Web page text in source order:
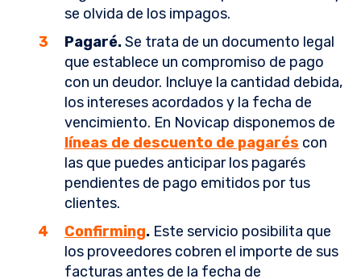
se olvida de los impagos.
Pagaré.Se trata de un documento legal
que establece un compromiso de pago
con un deudor. Incluye la cantidad debida,
los intereses acordados y la fecha de
vencimiento. En Novicap disponemos de
líneas de descuento de pagarés con
las que puedes anticipar los pagarés
pendientes de pago emitidos por tus
clientes.
Confirming. Este servicio posibilita que
los proveedores cobren el importe de sus
facturas antes de la fecha de